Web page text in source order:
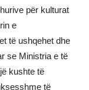
për kulturat
e
të ushqehet dhe
se Ministria e të
kushte të
të